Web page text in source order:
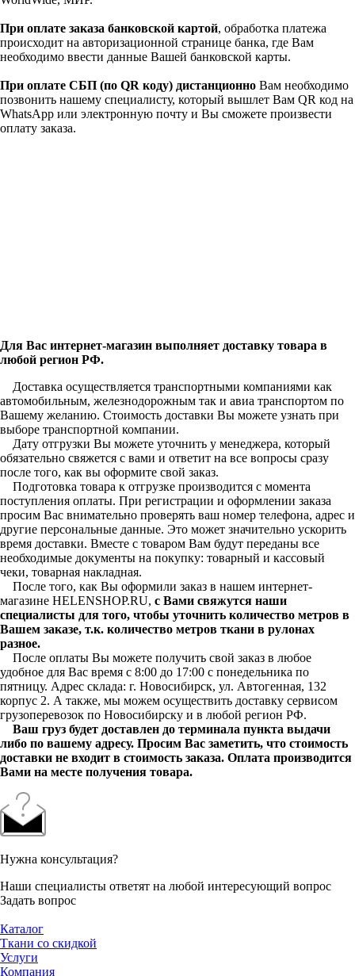
При оплате заказа банковской картой, обработка платежа
происходит на авторизационной странице банка, где Вам
необходимо ввести данные Вашей банковской карты.
При оплате СБП (по QR коду) дистанционно Вам необходимо
позвонить нашему специалисту, который вышлет Вам QR код на
WhatsApp или электронную почту и Вы сможете произвести
оплату заказа.
Для Вас интернет-магазин выполняет доставку товара в
любой регион РФ.
Доставка осуществляется транспортными компаниями как
автомобильным, железнодорожным так и авиа транспортом по
Вашему желанию. Стоимость доставки Вы можете узнать при
выборе транспортной компании.
Дату отгрузки Вы можете уточнить у менеджера, который
обязательно свяжется с вами и ответит на все вопросы сразу
после того, как вы оформите свой заказ.
Подготовка товара к отгрузке производится с момента
поступления оплаты. При регистрации и оформлении заказа
просим Вас внимательно проверять ваш номер телефона, адрес и
другие персональные данные. Это может значительно ускорить
время доставки. Вместе с товаром Вам будут переданы все
необходимые документы на покупку: товарный и кассовый
чеки, товарная накладная.
После того, как Вы оформили заказ в нашем интернет-
магазине HELENSHOP.RU, с Вами свяжутся наши
специалисты для того, чтобы уточнить количество метров в
Вашем заказе, т.к. количество метров ткани в рулонах
разное.
После оплаты Вы можете получить свой заказ в любое
удобное для Вас время с 8:00 до 17:00 с понедельника по
пятницу. Адрес склада: г. Новосибирск, ул. Автогенная, 132
корпус 2. А также, мы можем осуществить доставку сервисом
грузоперевозок по Новосибирску и в любой регион РФ.
Ваш груз будет доставлен до терминала пункта выдачи
либо по вашему адресу. Просим Вас заметить, что стоимость
доставки не входит в стоимость заказа. Оплата производится
Вами на месте получения товара.
Нужна консультация?
Наши специалисты ответят на любой интересующий вопрос
Задать вопрос
Каталог
Ткани со скидкой
Услуги
Компания